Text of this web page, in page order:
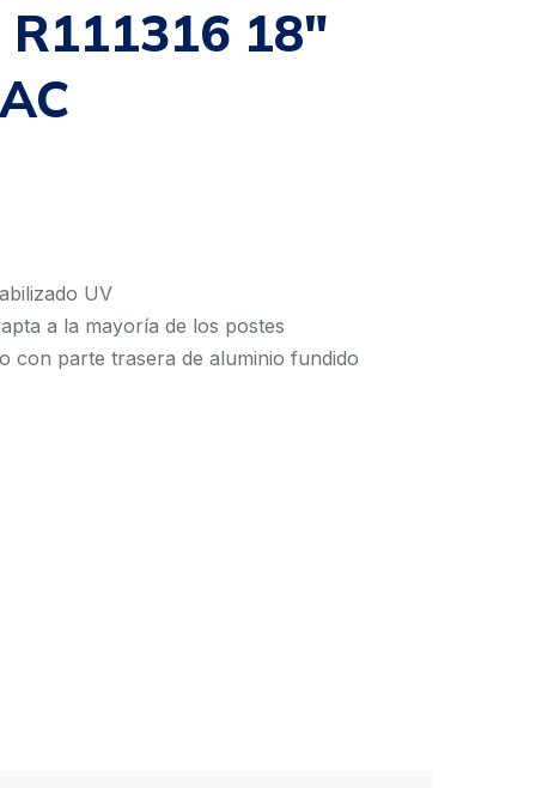
R111316 18″
UV
a la mayoría de los postes
con parte trasera de aluminio fundido